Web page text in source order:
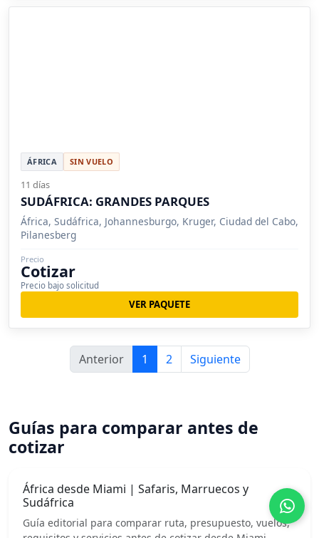
ÁFRICA SIN VUELO
11 días
SUDÁFRICA: GRANDES PARQUES
África, Sudáfrica, Johannesburgo, Kruger, Ciudad del Cabo,
Pilanesberg
Precio
Cotizar
Precio bajo solicitud
VER PAQUETE
Anterior 1 2 Siguiente
Guías para comparar antes de
cotizar
África desde Miami | Safaris, Marruecos y
Sudáfrica
Guía editorial para comparar ruta, presupuesto, vuelos,